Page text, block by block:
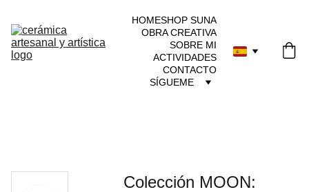
HOMESHOP SUNA
OBRA CREATIVA
SOBRE MI
ACTIVIDADES
CONTACTO
SÍGUEME
Colección MOON: